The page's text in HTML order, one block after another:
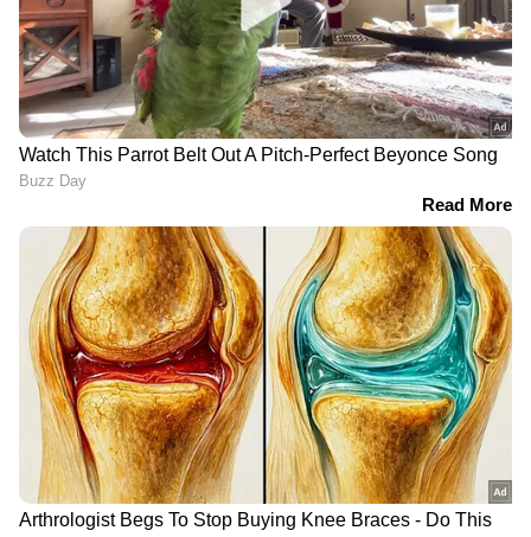
'രാജി ആവശ്യം തമാശ,എന്നെ
മേയറാക്കിയത് പാർട്ടിയാണ്, എല്ലാം
തീരുമാനിക്കേണ്ടത് പാർട്ടിയാണ് ' ആര്യ
രാജേന്ദ്രന്‍
LATEST VIDEOS
ജന്തർ മന്തർ എന്തുകൊണ്ട്
അടച്ചുപൂട്ടുന്നില്ലെന്ന് ചോദ്യവുമായി
ദില്ലി ഹൈക്കോടതി
മോഹൻ ലാലിന് വിസ കിട്ടിയില്ല;
ഇന്നത്തെ സിഡ്നി ഷോ മാറ്റി വെച്ചു,
ക്ഷമ ചോദിച്ച് മോഹൻലാൽ